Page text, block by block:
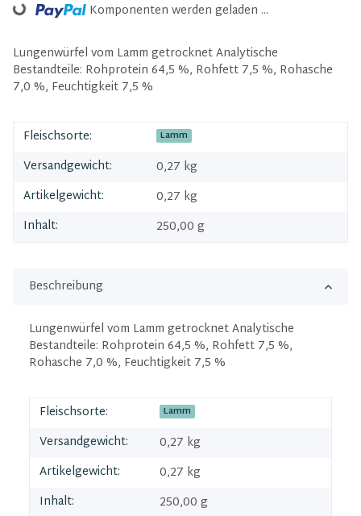
Loading... Komponenten werden geladen ...
Lungenwürfel vom Lamm getrocknet Analytische
Bestandteile: Rohprotein 64,5 %, Rohfett 7,5 %, Rohasche
7,0 %, Feuchtigkeit 7,5 %
Fleischsorte: Lamm
Versandgewicht:
0,27 kg
Artikelgewicht:
0,27 kg
Inhalt:
250,00 g
Beschreibung
Lungenwürfel vom Lamm getrocknet Analytische
Bestandteile: Rohprotein 64,5 %, Rohfett 7,5 %,
Rohasche 7,0 %, Feuchtigkeit 7,5 %
Fleischsorte: Lamm
Versandgewicht:
0,27 kg
Artikelgewicht:
0,27 kg
Inhalt:
250,00 g